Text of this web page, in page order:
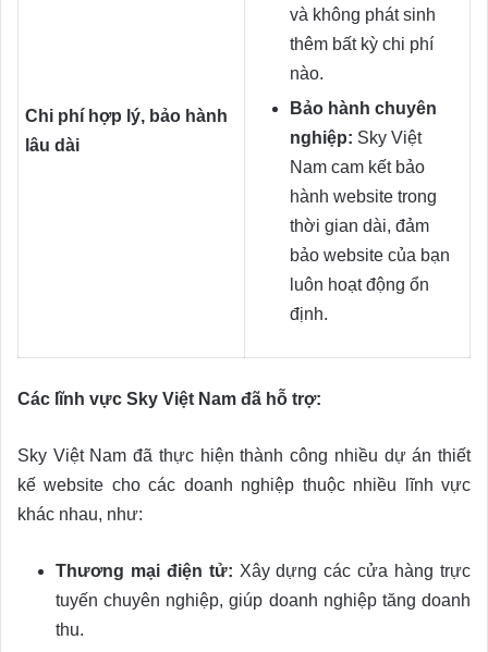
Chi phí hợp lý, bảo hành
lâu dài
và không phát sinh
thêm bất kỳ chi phí
nào.
Bảo hành chuyên
nghiệp: Sky Việt
Nam cam kết bảo
hành website trong
thời gian dài, đảm
bảo website của bạn
luôn hoạt động ổn
định.
Các lĩnh vực Sky Việt Nam đã hỗ trợ:
Sky Việt Nam đã thực hiện thành công nhiều dự án thiết
kế website cho các doanh nghiệp thuộc nhiều lĩnh vực
khác nhau, như:
Thương mại điện tử: Xây dựng các cửa hàng trực
tuyến chuyên nghiệp, giúp doanh nghiệp tăng doanh
thu.